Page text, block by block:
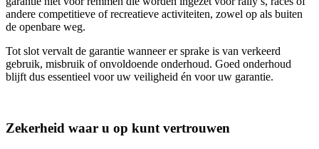
andere competitieve of recreatieve activiteiten, zowel op als buiten
de openbare weg.
Tot slot vervalt de garantie wanneer er sprake is van verkeerd
gebruik, misbruik of onvoldoende onderhoud. Goed onderhoud
blijft dus essentieel voor uw veiligheid én voor uw garantie.
Zekerheid waar u op kunt vertrouwen